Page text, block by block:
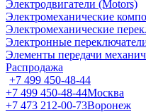
Электродвигатели (Motors)
Электромеханические
Электромеханические
Электронные
Элементы передачи
Распродажа
+7 499 450-48-44
+7 499 450-48-44Москва
+7 473 212-00-73Воронеж